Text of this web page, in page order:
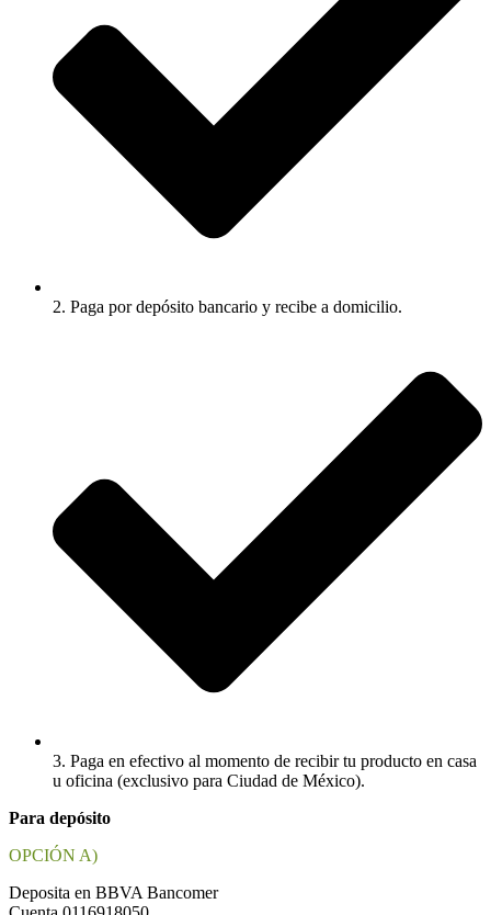
2. Paga por depósito bancario y recibe a domicilio.
3. Paga en efectivo al momento de recibir tu producto en casa
u oficina (exclusivo para Ciudad de México).
Para depósito
OPCIÓN A)
Deposita en BBVA Bancomer